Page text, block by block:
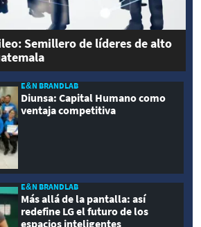
Semillero de líderes de alto
E&N BRANDLAB
Diunsa: Capital Humano como
ventaja competitiva
E&N BRANDLAB
Más allá de la pantalla: así
redefine LG el futuro de los
espacios inteligentes